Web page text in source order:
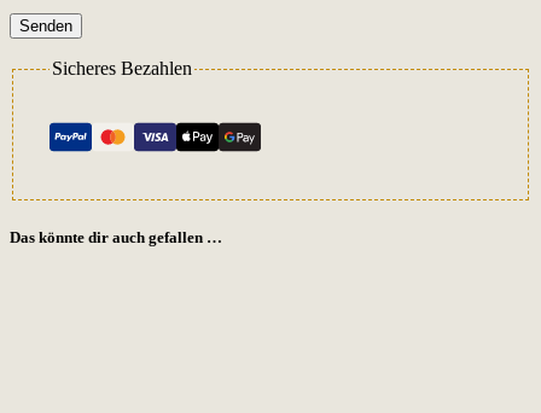
Senden
Sicheres Bezahlen
Das könnte dir auch gefallen …